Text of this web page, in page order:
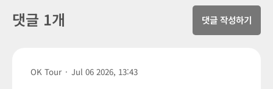
댓글 1개 댓글 작성하기
OK Tour · Jul 06 2026, 13:43